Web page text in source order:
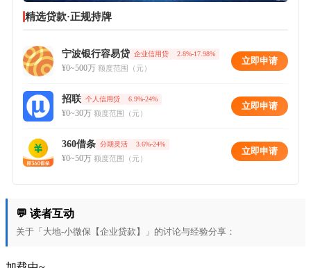
精选贷款·正规持牌
宁波银行容易贷 企业信用贷 2.8%-17.98%
¥0~500万 额度范围（元）
立即申请
招联 个人信用贷 6.9%-24%
¥0~30万 额度范围（元）
立即申请
360借条 分期灵活 3.6%-24%
¥0~50万 额度范围（元）
立即申请
💬 读者互动
关于「大地-小微保【企业贷款】」的讨论与经验分享：